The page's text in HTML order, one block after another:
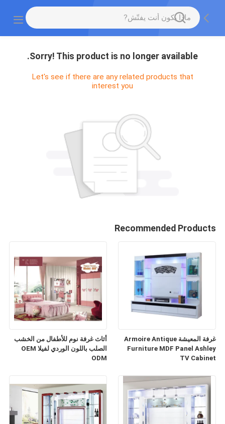
Sorry! This product is no longer available.
Let's see if there are any related products that
interest you
Recommended Products
أثاث غرفة نوم للأطفال من الخشب
الصلب باللون الوردي لفيلا OEM
ODM
غرفة المعيشة Armoire Antique
Furniture MDF Panel Ashley
TV Cabinet